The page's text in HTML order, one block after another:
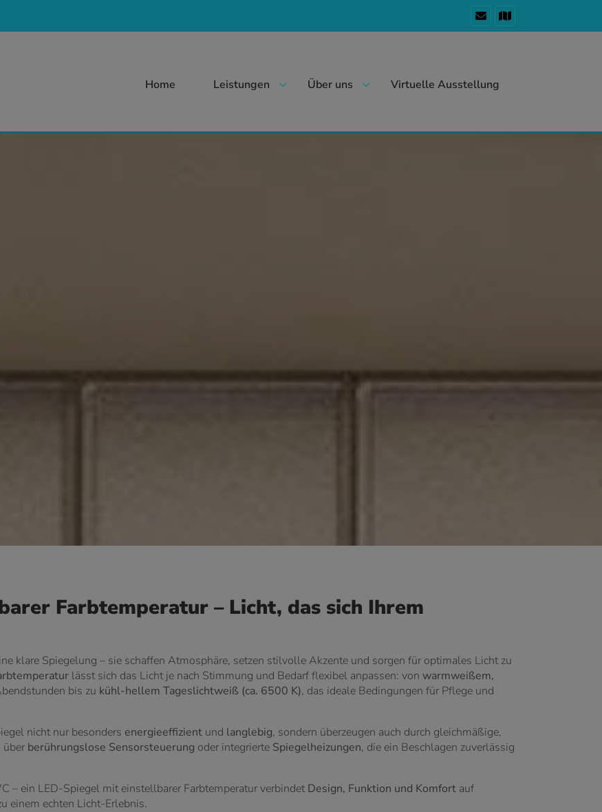
Home Leistungen Über uns Virtuelle Ausstellung
Farbtemperatur – Licht, das sich Ihrem
klare Spiegelung – sie schaffen Atmosphäre, setzen stilvolle Akzente und sorgen für optimales Licht zu
lässt sich das Licht je nach Stimmung und Bedarf flexibel anpassen: von warmweißem,
bis zu kühl-hellem Tageslichtweiß (ca. 6500 K), das ideale Bedingungen für Pflege und
nicht nur besonders energieeffizient und langlebig, sondern überzeugen auch durch gleichmäßige,
berührungslose Sensorsteuerung oder integrierte Spiegelheizungen, die ein Beschlagen zuverlässig
– ein LED-Spiegel mit einstellbarer Farbtemperatur verbindetDesign, Funktion und Komfort auf
einem echten Licht-Erlebnis.